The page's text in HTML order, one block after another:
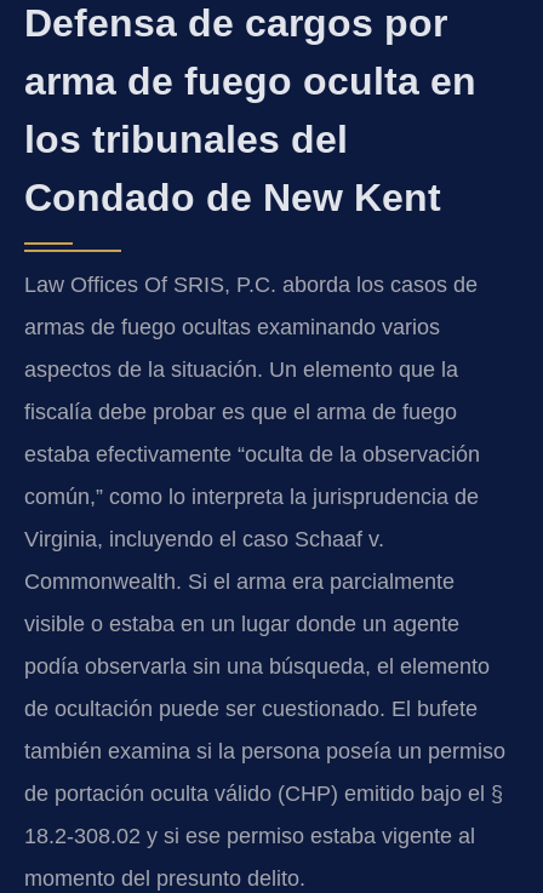
Defensa de cargos por
arma de fuego oculta en
los tribunales del
Condado de New Kent
Law Offices Of SRIS, P.C. aborda los casos de
armas de fuego ocultas examinando varios
aspectos de la situación. Un elemento que la
fiscalía debe probar es que el arma de fuego
estaba efectivamente “oculta de la observación
común,” como lo interpreta la jurisprudencia de
Virginia, incluyendo el caso Schaaf v.
Commonwealth. Si el arma era parcialmente
visible o estaba en un lugar donde un agente
podía observarla sin una búsqueda, el elemento
de ocultación puede ser cuestionado. El bufete
también examina si la persona poseía un permiso
de portación oculta válido (CHP) emitido bajo el §
18.2-308.02 y si ese permiso estaba vigente al
momento del presunto delito.